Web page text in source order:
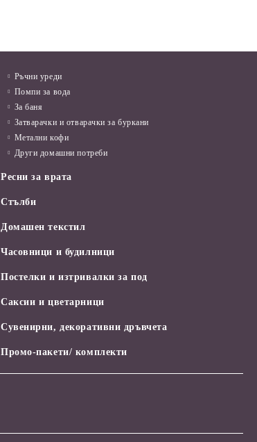
Ръчни уреди
Помпи за вода
За баня
Затварачки и отварачки за буркани
Метални кофи
Други домашни потреби
Ресни за врата
Стълби
Домашен текстил
Часовници и будилници
Постелки и изтривалки за под
Саксии и цветарници
Сувенирни, декоративни дръвчета
Промо-пакети/ комплекти